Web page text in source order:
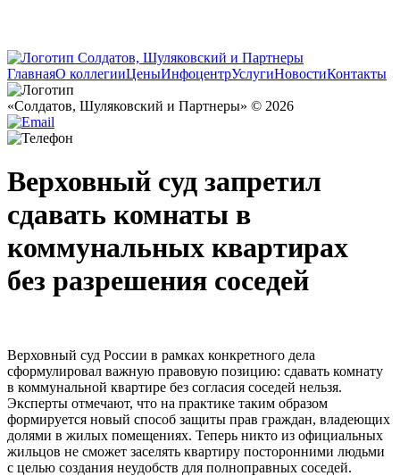
ГлавнаяО коллегииЦеныИнфоцентрУслугиНовостиКонтакты
«Солдатов, Шуляковский и Партнеры» © 2026
Верховный суд запретил
сдавать комнаты в
коммунальных квартирах
без разрешения соседей
Верховный суд России в рамках конкретного дела
сформулировал важную правовую позицию: сдавать комнату
в коммунальной квартире без согласия соседей нельзя.
Эксперты отмечают, что на практике таким образом
формируется новый способ защиты прав граждан, владеющих
долями в жилых помещениях. Теперь никто из официальных
жильцов не сможет заселять квартиру посторонними людьми
с целью создания неудобств для полноправных соседей.